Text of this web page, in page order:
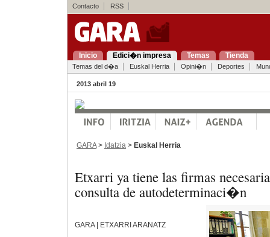
Contacto RSS
Inicio Edici�n impresa Temas Tienda
Temas del d�a Euskal Herria Opini�n Deportes
2013 abril 19
GARA> Idatzia > Euskal Herria
Etxarri ya tiene las firmas
consulta de autodeterminaci�n
GARA | ETXARRI ARANATZ